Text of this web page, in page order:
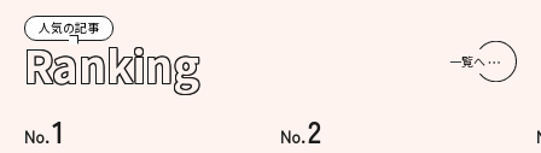
人気の記事
Ranking 一覧へ
No.1 No.2